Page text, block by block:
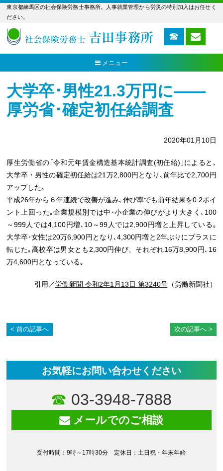
東京都練馬区の社会保険労務士事務所。人事就業管理から労災の特別加入はお任せく
ださい。
メニュー
大学卒･男性21.3万円に――
厚労省･確定初任給調査
2020年01月10日
厚生労働省の｢令和元年賃金構造基本統計調査(初任給)｣によると､
大学卒・男性の確定初任給は21万2,800円となり､前年比で2,700円
アップした｡
平成26年から６年連続で改善が進み､伸び率でも前年結果を0.2ポイ
ント上回った｡企業規模別では中･小企業の伸びがより大きく､100
～999人では4,100円増､10～99人では2,900円増と上昇している｡
大学卒･女性は20万6,900円となり､4,300円増と2年ぶりにプラスに
転じた｡高校卒は男女とも2,300円伸び、それぞれ16万8,900円､16
万4,600円となっている｡
引用／労働新聞 令和2年1月13日 第3240号（労働新聞社）
前の記事へ 次の記事へ
お気軽にお問い合わせください
03-3948-7888
メールでのご相談
受付時間：9時～17時30分 定休日：土日祝・年末年始